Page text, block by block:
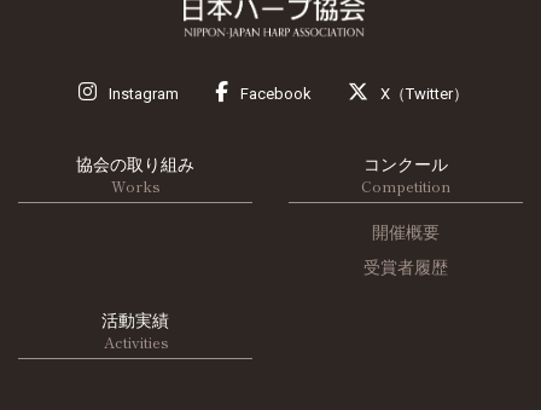
Instagram Facebook X（Twitter）
協会の取り組み
Works
コンクール
Competition
開催概要
受賞者履歴
活動実績
Activities